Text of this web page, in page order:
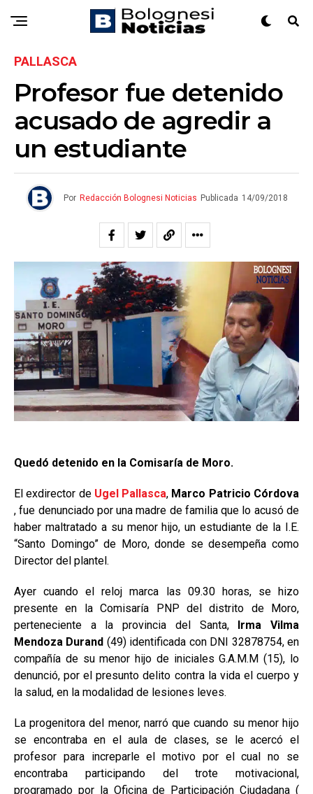
PALLASCA
Profesor fue detenido
acusado de agredir a
un estudiante
Por Redacción Bolognesi Noticias Publicada 14/09/2018
Quedó detenido en la Comisaría de Moro.
El exdirector de Ugel Pallasca, Marco Patricio Córdova
, fue denunciado por una madre de familia que lo acusó de
haber maltratado a su menor hijo, un estudiante de la I.E.
“Santo Domingo” de Moro, donde se desempeña como
Director del plantel.
Ayer cuando el reloj marca las 09.30 horas, se hizo
presente en la Comisaría PNP del distrito de Moro,
perteneciente a la provincia del Santa, Irma Vilma
Mendoza Durand (49) identificada con DNI 32878754, en
compañía de su menor hijo de iniciales G.A.M.M (15), lo
denunció, por el presunto delito contra la vida el cuerpo y
la salud, en la modalidad de lesiones leves.
La progenitora del menor, narró que cuando su menor hijo
se encontraba en el aula de clases, se le acercó el
profesor para increparle el motivo por el cual no se
encontraba participando del trote motivacional,
programado por la Oficina de Participación Ciudadana (